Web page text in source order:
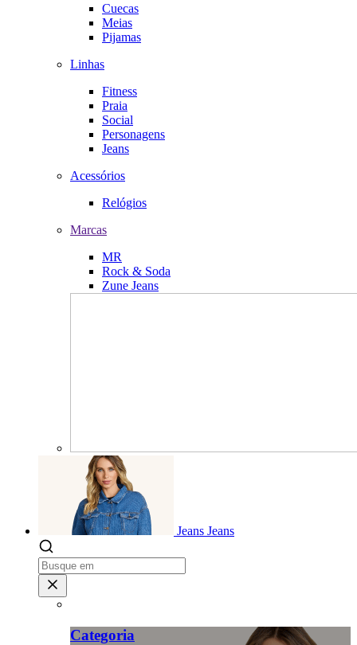
Cuecas
Meias
Pijamas
Linhas
Fitness
Praia
Social
Personagens
Jeans
Acessórios
Relógios
Marcas
MR
Rock & Soda
Zune Jeans
Jeans Jeans
Categoria